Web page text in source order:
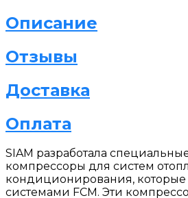
Описание
Отзывы
Доставка
Оплата
SIAM разработала
компрессоры для систем
кондиционирования, которые
системами FCM. Эти